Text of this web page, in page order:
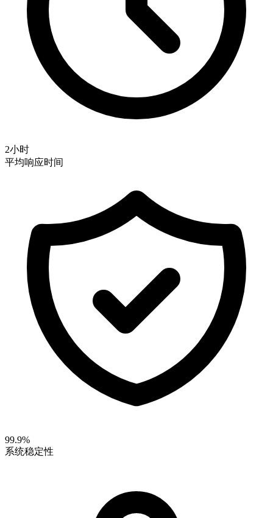
2小时
平均响应时间
99.9%
系统稳定性